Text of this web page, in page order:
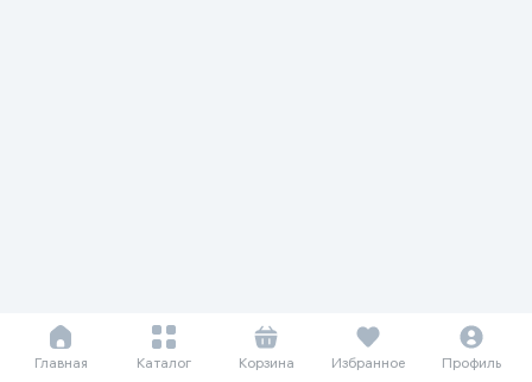
Главная Каталог Корзина Избранное Профиль